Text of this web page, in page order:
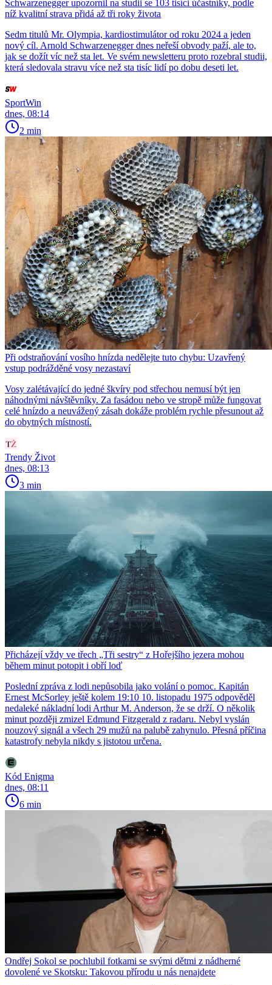
Schwarzenegger upozornil na studii se 103 tisíci účastníky, podle
níž kvalitní strava přidá až tři roky života
Sedm titulů Mr. Olympia, kardiostimulátor od roku 2024 a jeden
nový cíl. Arnold Schwarzenegger dnes neřeší obvody paží, ale to,
jak se dožít víc než sta let. Ve svém newsletteru proto rozebral studii,
která sledovala stravu více než sta tisíc lidí po dobu deseti let.
SportWin
dnes, 08:14
2 min
Při odstraňování vosího hnízda nedělejte tuto chybu: Uzavřený
vstup podrážděné vosy nezastaví
Vosy zalétávající do jedné škvíry pod střechou nemusí být jen
náhodnými návštěvníky. Za fasádou nebo ve stropě může fungovat
celé hnízdo a neuvážený zásah dokáže problém rychle přesunout až
do obytných místností.
Trendy Život
dnes, 08:13
3 min
Přicházejí vždy ve třech „Tři sestry“ z Hořejšího jezera mohou
během minut potopit i obří loď
Poslední zpráva z lodi nepůsobila jako volání o pomoc. Kapitán
Ernest McSorley ještě kolem 19:10 10. listopadu 1975 odpověděl
nedaleké nákladní lodi Arthur M. Anderson, že se drží. O několik
minut později zmizel Edmund Fitzgerald z radaru. Nebyl vyslán
nouzový signál a všech 29 mužů na palubě zahynulo. Přesná příčina
katastrofy nebyla nikdy s jistotou určena.
Kód Enigma
dnes, 08:11
6 min
Ondřej Sokol se pochlubil fotkami se svými dětmi z nádherné
dovolené ve Skotsku: Takovou přírodu u nás nenajdete